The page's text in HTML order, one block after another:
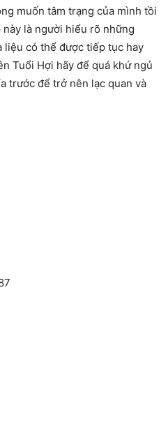
muốn tâm trạng của mình tồi
là người hiểu rõ những
liệu có thể được tiếp tục hay
Tuổi Hợi hãy để quá khứ ngủ
trước để trở nên lạc quan và